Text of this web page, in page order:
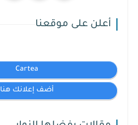
أعلن على موقعنا
Cartea
أضف إعلانك هنا